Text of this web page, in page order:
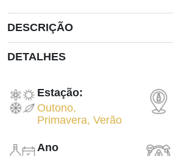
DESCRIÇÃO
DETALHES
Estação:
Outono,
Primavera,Verão
Ano